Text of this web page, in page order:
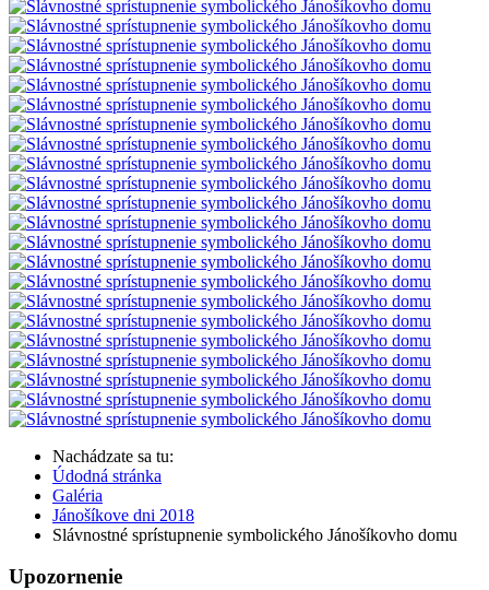
Nachádzate sa tu:
Údodná stránka
Galéria
Jánošíkove dni 2018
Slávnostné sprístupnenie symbolického Jánošíkovho domu
Upozornenie